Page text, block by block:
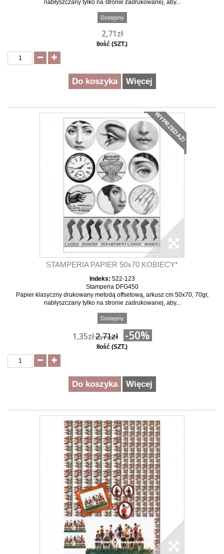
nabłyszczany tylko na stronie zadrukowanej, aby...
Dostępny
2,71zł
Ilość (SZT.)
Do koszyka Więcej
WYPRZEDAŻ!
STAMPERIA PAPIER 50x70 KOBIECY*
Indeks: 522-123
Stamperia DFG450
Papier klasyczny drukowany metodą offsetową, arkusz cm 50x70, 70gr,
nabłyszczany tylko na stronie zadrukowanej, aby...
Dostępny
1,35zł2,71zł -50%
Ilość (SZT.)
Do koszyka Więcej